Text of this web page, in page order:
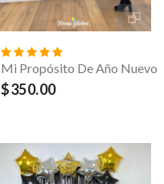
Mi Propósito De Año Nuevo
$350.00